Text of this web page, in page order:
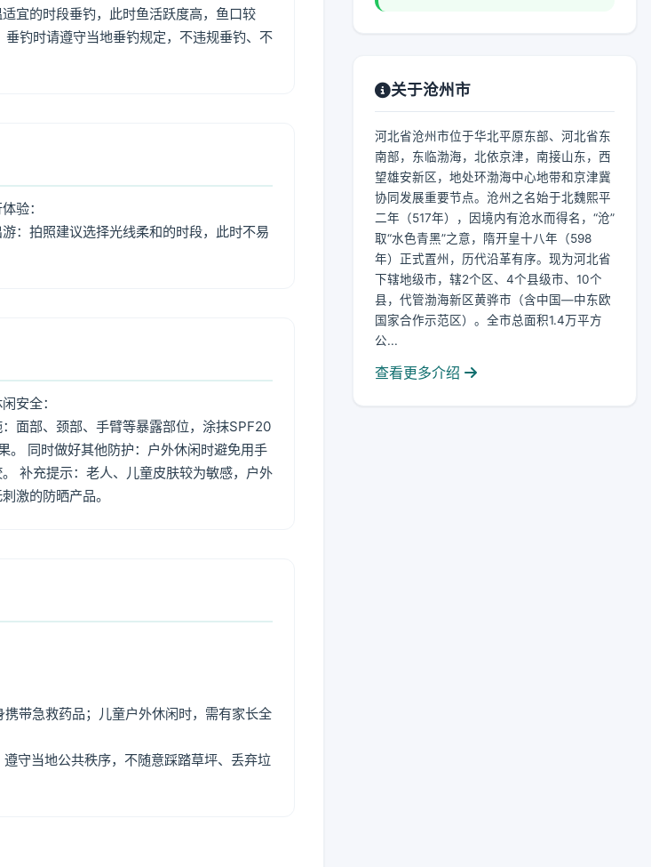
宜的时段垂钓，此时鱼活跃度高，鱼口较
钓时请遵守当地垂钓规定，不违规垂钓、不
验：
：拍照建议选择光线柔和的时段，此时不易
安全：
面部、颈部、手臂等暴露部位，涂抹SPF20
。 同时做好其他防护：户外休闲时避免用手
补充提示：老人、儿童皮肤较为敏感，户外
激的防晒产品。
带急救药品；儿童户外休闲时，需有家长全
守当地公共秩序，不随意踩踏草坪、丢弃垃
关于沧州市
河北省沧州市位于华北平原东部、河北省东
南部，东临渤海，北依京津，南接山东，西
望雄安新区，地处环渤海中心地带和京津冀
协同发展重要节点。沧州之名始于北魏熙平
二年（517年），因境内有沧水而得名，“沧”
取“水色青黑”之意，隋开皇十八年（598
年）正式置州，历代沿革有序。现为河北省
下辖地级市，辖2个区、4个县级市、10个
县，代管渤海新区黄骅市（含中国—中东欧
国家合作示范区）。全市总面积1.4万平方
公...
查看更多介绍